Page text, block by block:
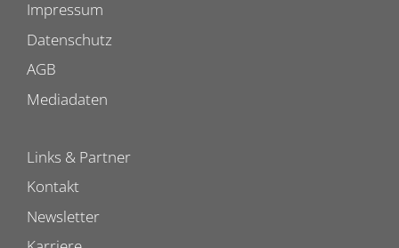
Impressum
Datenschutz
AGB
Mediadaten
Links & Partner
Kontakt
Newsletter